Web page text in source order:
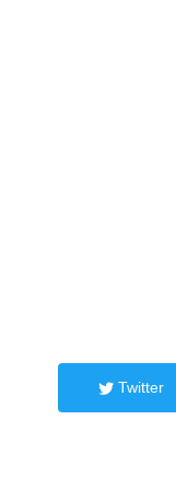
Twitter